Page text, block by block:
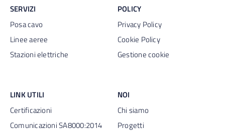
SERVIZI
Posa cavo
Linee aeree
Stazioni elettriche
POLICY
Privacy Policy
Cookie Policy
Gestione cookie
LINK UTILI
Certificazioni
Comunicazioni SA8000:2014
NOI
Chi siamo
Progetti